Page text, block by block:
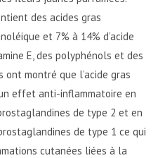
des acides gras
et 7% à 14% d’acide
E, des polyphénols et des
montré que l’acide gras
effet anti-inflammatoire en
de type 2 et en
de type 1 ce qui
cutanées liées à la